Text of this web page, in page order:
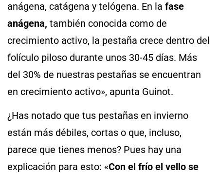
anágena, catágena y telógena. En la fase
anágena, también conocida como de
crecimiento activo, la pestaña crece dentro del
folículo piloso durante unos 30-45 días. Más
del 30% de nuestras pestañas se encuentran
en crecimiento activo», apunta Guinot.
¿Has notado que tus pestañas en invierno
están más débiles, cortas o que, incluso,
parece que tienes menos? Pues hay una
explicación para esto: «Con el frío el vello se